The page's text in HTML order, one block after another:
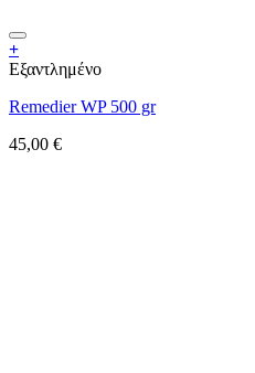
+
Εξαντλημένο
Remedier WP 500 gr
45,00 €